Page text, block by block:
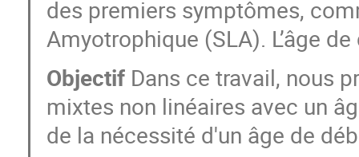
des premiers symptômes,
Amyotrophique (SLA). L’âge
ObjectifDans ce travail, nous
mixtes non linéaires avec un
de la nécessité d'un âge de